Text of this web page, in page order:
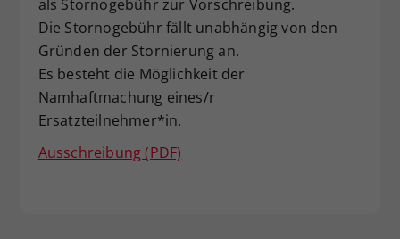
als Stornogebühr zur Vorschreibung.
Die Stornogebühr fällt unabhängig von den
Gründen der Stornierung an.
Es besteht die Möglichkeit der
Namhaftmachung eines/r
Ersatzteilnehmer*in.
Ausschreibung (PDF)